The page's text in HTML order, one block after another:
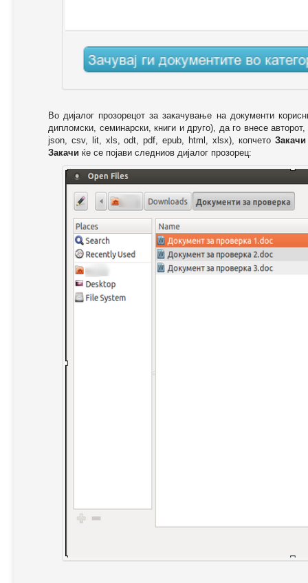
Во дијалог прозорецот за закачување на документи
дипломски, семинарски, книги и друго), да го внесе
json, csv, lit, xls, odt, pdf, epub, html, xlsx), копчето Закачи
Закачи ќе се појави следниов дијалог прозорец: